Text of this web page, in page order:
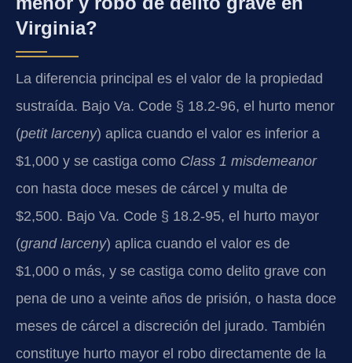
Virginia?
La diferencia principal es el valor de la propiedad
sustraída. Bajo Va. Code § 18.2-96, el hurto menor
(petit larceny) aplica cuando el valor es inferior a
$1,000 y se castiga como Class 1 misdemeanor
con hasta doce meses de cárcel y multa de
$2,500. Bajo Va. Code § 18.2-95, el hurto mayor
(grand larceny) aplica cuando el valor es de
$1,000 o más, y se castiga como delito grave con
pena de uno a veinte años de prisión, o hasta doce
meses de cárcel a discreción del jurado. También
constituye hurto mayor el robo directamente de la